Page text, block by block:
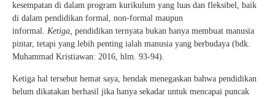
kesempatan di dalam program kurikulum yang luas dan fleksibel, baik
di dalam pendidikan formal, non-formal maupun
informal. Ketiga, pendidikan ternyata bukan hanya membuat manusia
pintar, tetapi yang lebih penting ialah manusia yang berbudaya (bdk.
Muhammad Kristiawan: 2016, hlm. 93-94).
Ketiga hal tersebut hemat saya, hendak menegaskan bahwa pendidikan
belum dikatakan berhasil jika hanya sekadar untuk mencapai puncak